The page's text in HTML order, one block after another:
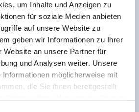
um Inhalte und Anzeigen zu
für soziale Medien anbieten
auf unsere Website zu
geben wir Informationen zu Ihrer
Website an unsere Partner für
und Analysen weiter. Unsere
Informationen möglicherweise mit
die Sie ihnen bereitgestellt